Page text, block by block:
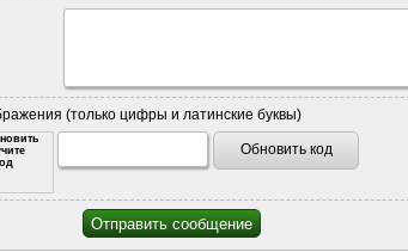
(только цифры и латинские буквы)
Обновить код